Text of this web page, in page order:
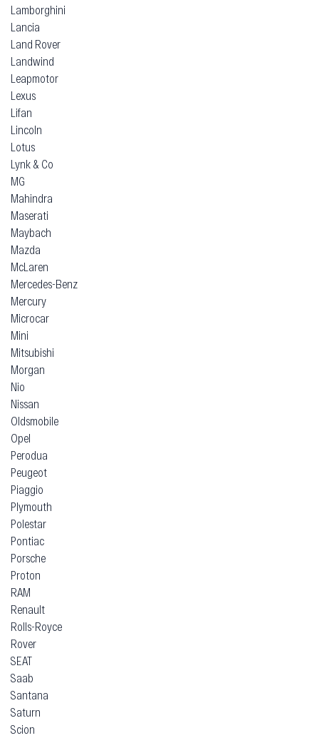
Lamborghini
Lancia
Land Rover
Landwind
Leapmotor
Lexus
Lifan
Lincoln
Lotus
Lynk & Co
MG
Mahindra
Maserati
Maybach
Mazda
McLaren
Mercedes-Benz
Mercury
Microcar
Mini
Mitsubishi
Morgan
Nio
Nissan
Oldsmobile
Opel
Perodua
Peugeot
Piaggio
Plymouth
Polestar
Pontiac
Porsche
Proton
RAM
Renault
Rolls-Royce
Rover
SEAT
Saab
Santana
Saturn
Scion